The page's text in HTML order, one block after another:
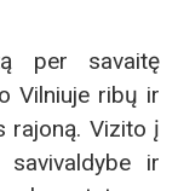
per savaitę
Vilniuje ribų ir
rajoną. Vizito į
ir